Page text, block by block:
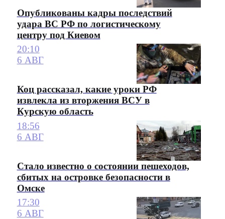
Опубликованы кадры последствий
удара ВС РФ по логистическому
центру под Киевом
20:10
6 АВГ
Коц рассказал, какие уроки РФ
извлекла из вторжения ВСУ в
Курскую область
18:56
6 АВГ
Стало известно о состоянии пешеходов,
сбитых на островке безопасности в
Омске
17:30
6 АВГ